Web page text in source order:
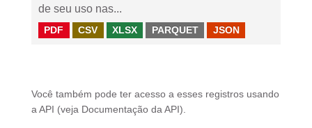
de seu uso nas...
PDF CSV XLSX PARQUET JSON
Você também pode ter acesso a esses registros usando
a API (veja Documentação da API ).